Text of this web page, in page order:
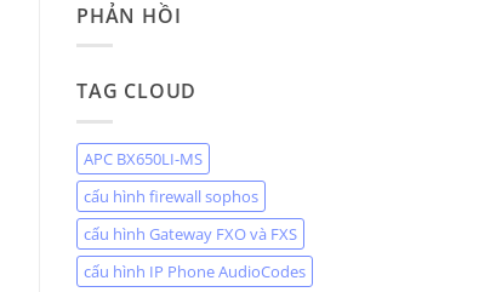
gìluận
ở
hoạt
BI
Pro
PHẢN HỒI
TAG CLOUD
APC BX650LI-MS
cấu hình firewall sophos
cấu hình Gateway FXO và FXS
cấu hình IP Phone AudioCodes